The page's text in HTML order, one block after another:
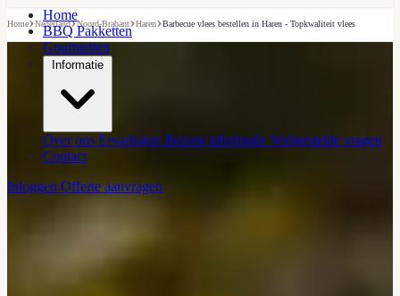
Home
BBQ Pakketten
Gourmetten
Informatie
Over ons Ervaringen Bezorg informatie Veelgestelde vragen
Contact
Inloggen Offerte aanvragen
Home›Nederland›Noord-Brabant›Haren›Barbecue vlees bestellen in Haren - Topkwaliteit vlees